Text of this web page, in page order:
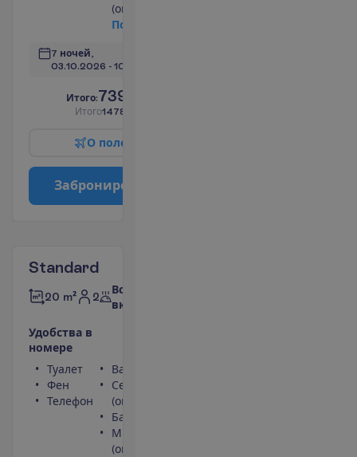
(оплачивается)
По
7 ночей,
03.10.2026 - 10.10.2026
Итого:739.00
Итого1478.00
О поле
Заброниро
Standard
20 m² 2
Все
включено
Удобства в
номере
Туалет
Фен
Телефон
Ванна или душ
Сейф
(оплачивается)
Балкон
Мини-бар
(оплачивается)